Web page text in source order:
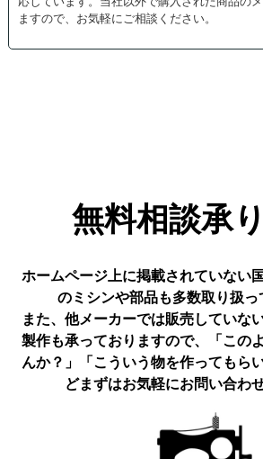
ますので、お気軽にご相談ください。
無料相談承
ホームページ上に掲載されていない
のミシンや部品も多数取り扱っ
また、他メーカーでは販売していな
製作も承っておりますので、「この
んか？」「こういう物を作ってもら
どまずはお気軽にお問い合わ